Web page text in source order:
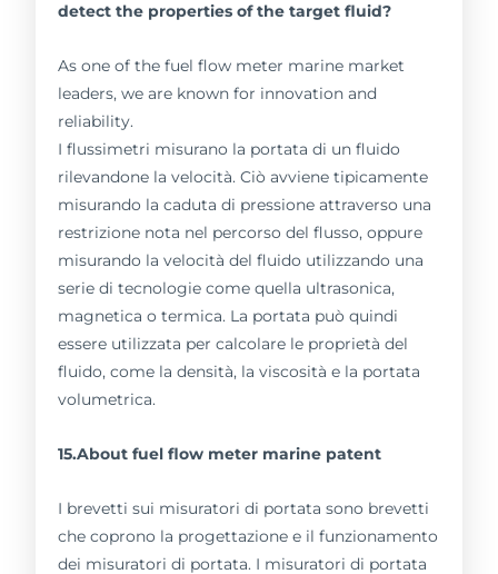
detect the properties of the target fluid?
As one of the fuel flow meter marine market
leaders, we are known for innovation and
reliability.
I flussimetri misurano la portata di un fluido
rilevandone la velocità. Ciò avviene tipicamente
misurando la caduta di pressione attraverso una
restrizione nota nel percorso del flusso, oppure
misurando la velocità del fluido utilizzando una
serie di tecnologie come quella ultrasonica,
magnetica o termica. La portata può quindi
essere utilizzata per calcolare le proprietà del
fluido, come la densità, la viscosità e la portata
volumetrica.
15.About fuel flow meter marine patent
I brevetti sui misuratori di portata sono brevetti
che coprono la progettazione e il funzionamento
dei misuratori di portata. I misuratori di portata